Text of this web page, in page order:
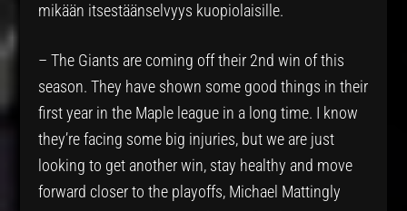
mikään itsestäänselvyys kuopiolaisille.
– The Giants are coming off their 2nd win of this
season. They have shown some good things in their
first year in the Maple league in a long time. I know
they’re facing some big injuries, but we are just
looking to get another win, stay healthy and move
forward closer to the playoffs, Michael Mattingly